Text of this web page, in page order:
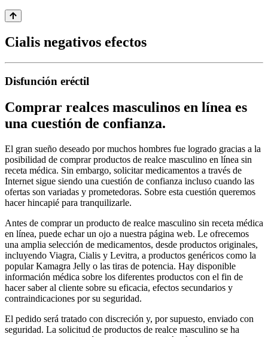
Cialis negativos efectos
Disfunción eréctil
Comprar realces masculinos en línea es
una cuestión de confianza.
El gran sueño deseado por muchos hombres fue logrado gracias a la
posibilidad de comprar productos de realce masculino en línea sin
receta médica. Sin embargo, solicitar medicamentos a través de
Internet sigue siendo una cuestión de confianza incluso cuando las
ofertas son variadas y prometedoras. Sobre esta cuestión queremos
hacer hincapié para tranquilizarle.
Antes de comprar un producto de realce masculino sin receta médica
en línea, puede echar un ojo a nuestra página web. Le ofrecemos
una amplia selección de medicamentos, desde productos originales,
incluyendo Viagra, Cialis y Levitra, a productos genéricos como la
popular Kamagra Jelly o las tiras de potencia. Hay disponible
información médica sobre los diferentes productos con el fin de
hacer saber al cliente sobre su eficacia, efectos secundarios y
contraindicaciones por su seguridad.
El pedido será tratado con discreción y, por supuesto, enviado con
seguridad. La solicitud de productos de realce masculino se ha